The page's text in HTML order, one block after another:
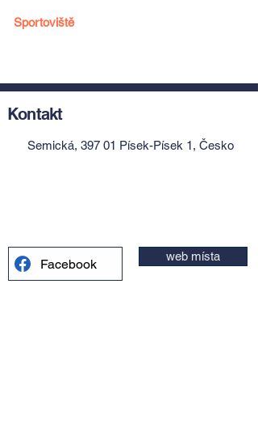
Sportoviště
Kontakt
Semická, 397 01 Písek-Písek 1, Česko
Facebook web místa